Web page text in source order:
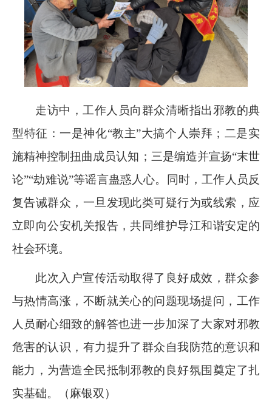
走访中，工作人员向群众清晰指出邪教的典
型特征：一是神化“教主”大搞个人崇拜；二是实
施精神控制扭曲成员认知；三是编造并宣扬“末世
论”“劫难说”等谣言蛊惑人心。同时，工作人员反
复告诫群众，一旦发现此类可疑行为或线索，应
立即向公安机关报告，共同维护导江和谐安定的
社会环境。
此次入户宣传活动取得了良好成效，群众参
与热情高涨，不断就关心的问题现场提问，工作
人员耐心细致的解答也进一步加深了大家对邪教
危害的认识，有力提升了群众自我防范的意识和
能力，为营造全民抵制邪教的良好氛围奠定了扎
实基础。（麻银双）